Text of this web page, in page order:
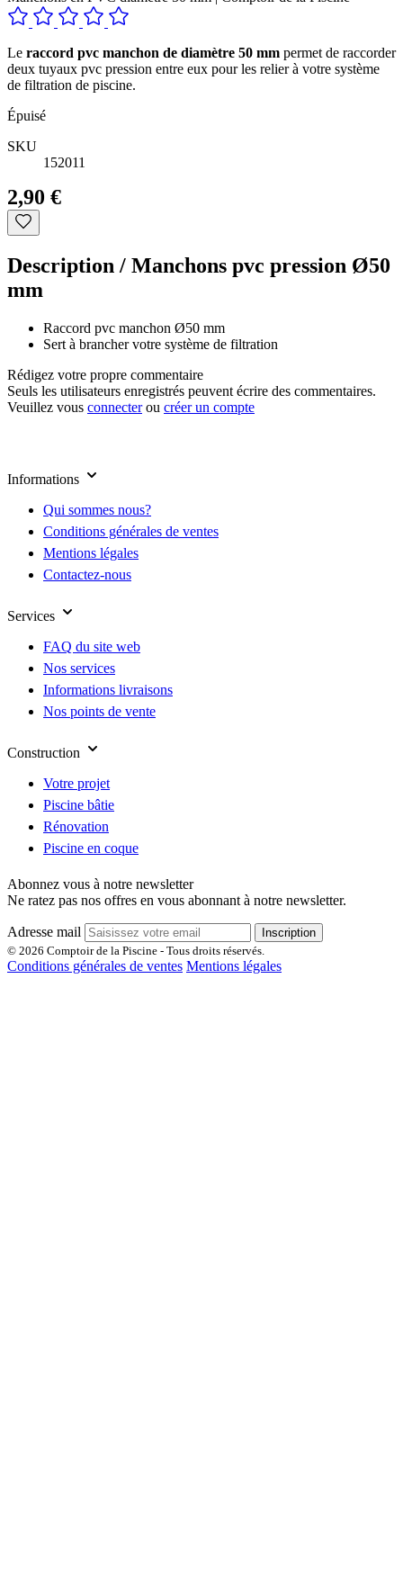
Le raccord pvc manchon de diamètre 50 mm permet de raccorder
deux tuyaux pvc pression entre eux pour les relier à votre système
de filtration de piscine.
Épuisé
SKU
152011
2,90 €
Description / Manchons pvc pression Ø50
mm
Raccord pvc manchon Ø50 mm
Sert à brancher votre système de filtration
Rédigez votre propre commentaire
Seuls les utilisateurs enregistrés peuvent écrire des commentaires.
Veuillez vous connecterou créer un compte
Informations
Qui sommes nous?
Conditions générales de ventes
Mentions légales
Contactez-nous
Services
FAQ du site web
Nos services
Informations livraisons
Nos points de vente
Construction
Votre projet
Piscine bâtie
Rénovation
Piscine en coque
Abonnez vous à notre newsletter
Ne ratez pas nos offres en vous abonnant à notre newsletter.
Adresse mail
Inscription
© 2026 Comptoir de la Piscine - Tous droits réservés.
Conditions générales de ventes Mentions légales